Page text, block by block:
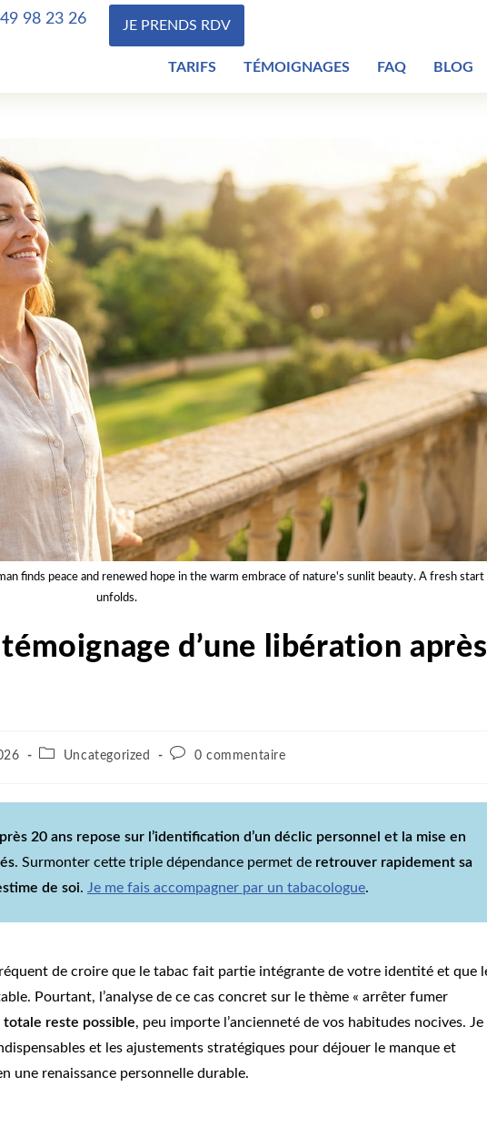
98 23 26 JE PRENDS RDV
TARIFS TÉMOIGNAGES FAQ BLOG
finds peace and renewed hope in the warm embrace of nature's sunlit beauty. A fresh start
unfolds.
d’une libération après
Uncategorized 0 commentaire
20 ans repose sur l’identification d’un déclic personnel et la mise en
. Surmonter cette triple dépendance permet de retrouver rapidement sa
de soi. Je me fais accompagner par un tabacologue.
de croire que le tabac fait partie intégrante de votre identité et que
Pourtant, l’analyse de ce cas concret sur le thème « arrêter fumer
reste possible, peu importe l’ancienneté de vos habitudes nocives. Je
et les ajustements stratégiques pour déjouer le manque et
une renaissance personnelle durable.